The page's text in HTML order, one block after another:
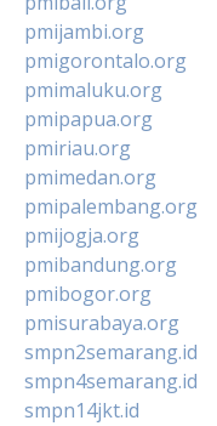
pmijambi.org
pmigorontalo.org
pmimaluku.org
pmipapua.org
pmiriau.org
pmimedan.org
pmipalembang.org
pmijogja.org
pmibandung.org
pmibogor.org
pmisurabaya.org
smpn2semarang.id
smpn4semarang.id
smpn14jkt.id